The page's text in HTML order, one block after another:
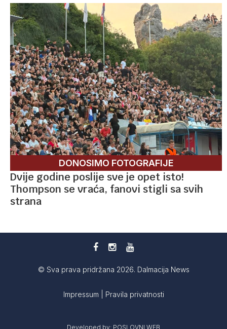
DONOSIMO FOTOGRAFIJE
Dvije godine poslije sve je opet isto!
Thompson se vraća, fanovi stigli sa svih
strana
© Sva prava pridržana 2026. Dalmacija News
Impressum Pravila privatnosti
Developed by: POSLOVNI WEB